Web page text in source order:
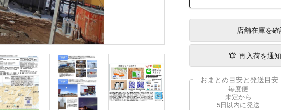
店舗在庫を
再入荷を通
おまとめ目安と発送目安
毎度便
未定から
5日以内に発送